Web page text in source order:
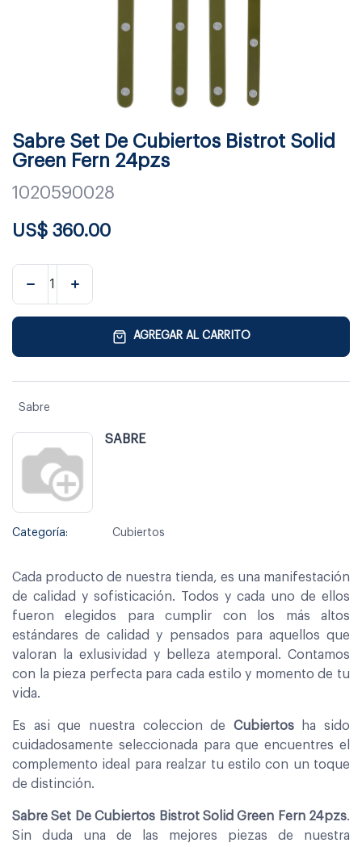
Sabre Set De Cubiertos Bistrot Solid
Green Fern 24pzs
1020590028
US$ 360.00
AGREGAR AL CARRITO
Sabre
SABRE
Categoría: Cubiertos
Cada producto de nuestra tienda, es una manifestación
de calidad y sofisticación. Todos y cada uno de ellos
fueron elegidos para cumplir con los más altos
estándares de calidad y pensados para aquellos que
valoran la exlusividad y belleza atemporal. Contamos
con la pieza perfecta para cada estilo y momento de tu
vida.
Es asi que nuestra coleccion de Cubiertosha sido
cuidadosamente seleccionada para que encuentres el
complemento ideal para realzar tu estilo con un toque
de distinción.
Sabre Set De Cubiertos Bistrot Solid Green Fern 24pzs.
Sin duda una de las mejores piezas de nuestra